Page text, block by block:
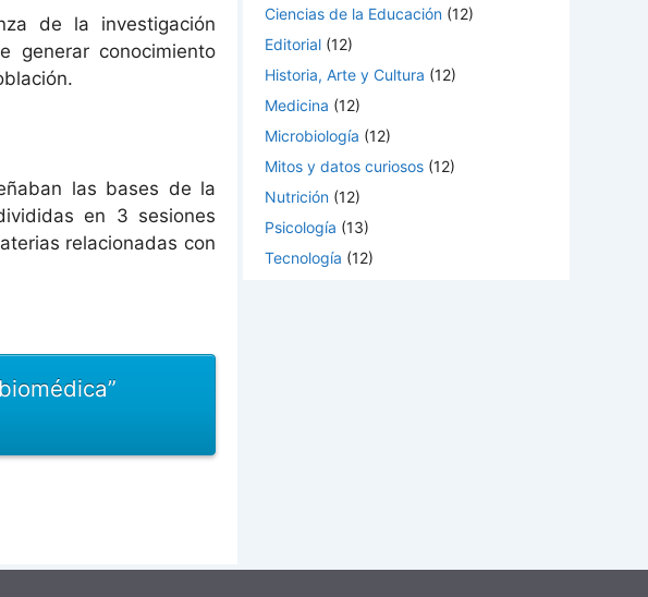
de la investigación
generar conocimiento
las bases de la
en 3 sesiones
relacionadas con
Ciencias de la Educación (12)
Editorial (12)
Historia, Arte y Cultura (12)
Medicina (12)
Microbiología (12)
Mitos y datos curiosos (12)
Nutrición (12)
Psicología (13)
Tecnología (12)